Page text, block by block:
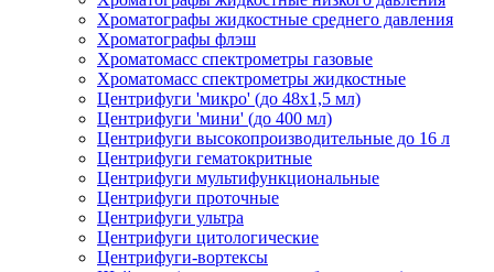
Хроматографы жидкостные среднего давления
Хроматографы флэш
Хроматомасс спектрометры газовые
Хроматомасс спектрометры жидкостные
Центрифуги 'микро' (до 48x1,5 мл)
Центрифуги 'мини' (до 400 мл)
Центрифуги высокопроизводительные до 16 л
Центрифуги гематокритные
Центрифуги мультифункциональные
Центрифуги проточные
Центрифуги ультра
Центрифуги цитологические
Центрифуги-вортексы